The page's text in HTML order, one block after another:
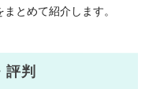
とめて紹介します。
判